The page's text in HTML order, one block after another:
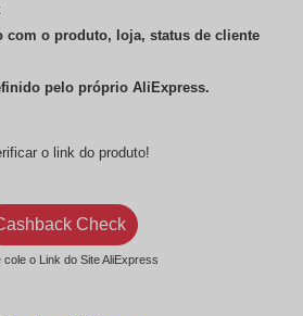
com o produto, loja, status de cliente
pelo próprio AliExpress.
o link do produto!
Check
cole o Link do Site AliExpress